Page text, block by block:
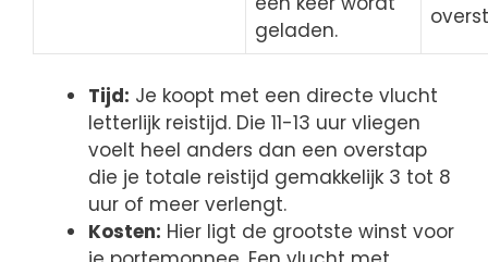
geladen.
Tijd: Je koopt met een directe vlucht
letterlijk reistijd. Die 11-13 uur vliegen
voelt heel anders dan een overstap
die je totale reistijd gemakkelijk 3 tot 8
uur of meer verlengt.
Kosten: Hier ligt de grootste winst voor